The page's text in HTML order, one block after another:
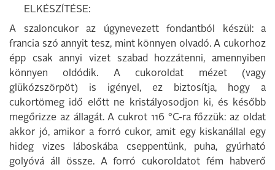
ELKÉSZÍTÉSE:
A szaloncukor az úgynevezett fondantból készül: a
francia szó annyit tesz, mint könnyen olvadó. A cukorhoz
épp csak annyi vizet szabad hozzátenni, amennyiben
könnyen oldódik. A cukoroldat mézet (vagy
glükózszörpöt) is igényel, ez biztosítja, hogy a
cukortömeg idő előtt ne kristályosodjon ki, és később
megőrizze az állagát. A cukrot 116 °C-ra főzzük: az oldat
akkor jó, amikor a forró cukor, amit egy kiskanállal egy
hideg vizes láboskába cseppentünk, puha, gyúrható
golyóvá áll össze. A forró cukoroldatot fém habverő